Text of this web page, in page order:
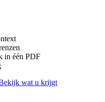
in één PDF
wat u krijgt